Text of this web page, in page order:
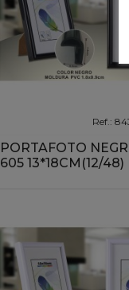
Ref.:
PORTAFOTO
605 13*18CM(12/48)